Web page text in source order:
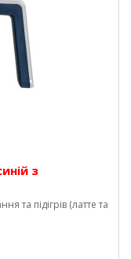
з
та підігрів (латте та